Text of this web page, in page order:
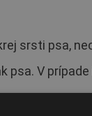
srsti psa,
psa. V